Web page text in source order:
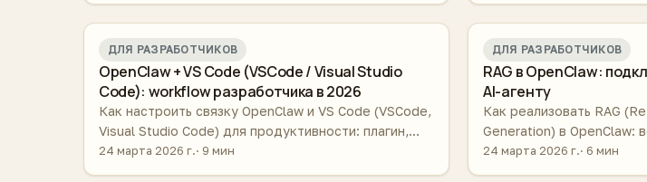
ДЛЯ РАЗРАБОТЧИКОВ
OpenClaw + VS Code (VSCode / Visual Studio
Code): workflow разработчика в 2026
Как настроить связку OpenClaw и VS Code (VSCode,
Visual Studio Code) для продуктивности: плагин,
расширения, горячие клавиши, AGENTS.md, сессии.
24 марта 2026 г. 9 мин
ДЛЯ РАЗРАБОТЧИКОВ
RAG в OpenClaw:
AI-агенту
Как реализовать RAG
Generation) в OpenClaw:
embeddings, поиск по
24 марта 2026 г. 6 мин